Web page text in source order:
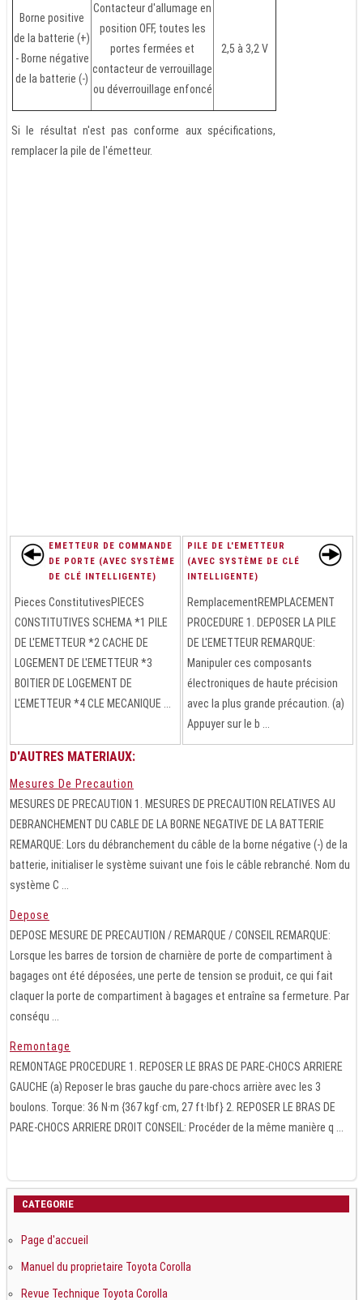
Borne positive
de la batterie (+)
- Borne négative
de la batterie (-)
Contacteur d'allumage en
position OFF, toutes les
portes fermées et
contacteur de verrouillage
ou déverrouillage enfoncé
2,5 à 3,2 V
Si le résultat n'est pas conforme aux spécifications,
remplacer la pile de l'émetteur.
EMETTEUR DE COMMANDE
DE PORTE (AVEC SYSTÈME
DE CLÉ INTELLIGENTE)
Pieces ConstitutivesPIECES
CONSTITUTIVES SCHEMA *1 PILE
DE L'EMETTEUR *2 CACHE DE
LOGEMENT DE L'EMETTEUR *3
BOITIER DE LOGEMENT DE
L'EMETTEUR *4 CLE MECANIQUE ...
PILE DE L'EMETTEUR
(AVEC SYSTÈME DE CLÉ
INTELLIGENTE)
RemplacementREMPLACEMENT
PROCEDURE 1. DEPOSER LA PILE
DE L'EMETTEUR REMARQUE:
Manipuler ces composants
électroniques de haute précision
avec la plus grande précaution. (a)
Appuyer sur le b ...
D'AUTRES MATERIAUX:
Mesures De Precaution
MESURES DE PRECAUTION 1. MESURES DE PRECAUTION RELATIVES AU
DEBRANCHEMENT DU CABLE DE LA BORNE NEGATIVE DE LA BATTERIE
REMARQUE: Lors du débranchement du câble de la borne négative (-) de la
batterie, initialiser le système suivant une fois le câble rebranché. Nom du
système C ...
Depose
DEPOSE MESURE DE PRECAUTION / REMARQUE / CONSEIL REMARQUE:
Lorsque les barres de torsion de charnière de porte de compartiment à
bagages ont été déposées, une perte de tension se produit, ce qui fait
claquer la porte de compartiment à bagages et entraîne sa fermeture. Par
conséqu ...
Remontage
REMONTAGE PROCEDURE 1. REPOSER LE BRAS DE PARE-CHOCS ARRIERE
GAUCHE (a) Reposer le bras gauche du pare-chocs arrière avec les 3
boulons. Torque: 36 N·m {367 kgf·cm, 27 ft·lbf} 2. REPOSER LE BRAS DE
PARE-CHOCS ARRIERE DROIT CONSEIL: Procéder de la même manière q ...
CATEGORIE
Page d'accueil
Manuel du proprietaire Toyota Corolla
Revue Technique Toyota Corolla